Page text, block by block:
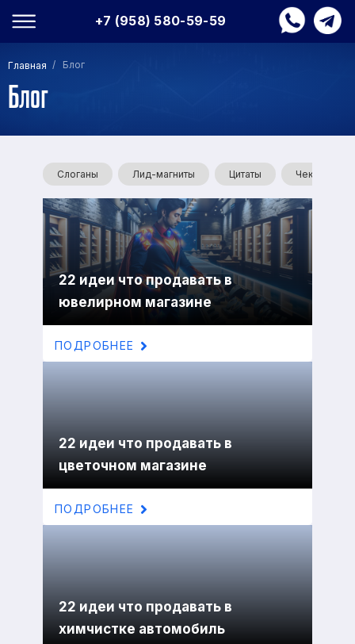
+7 (958) 580-59-59
Главная / Блог
Блог
Слоганы Лид-магниты Цитаты Чек-листы
22 идеи что продавать в
ювелирном магазине
ПОДРОБНЕЕ
22 идеи что продавать в
цветочном магазине
ПОДРОБНЕЕ
22 идеи что продавать в
химчистке автомобиль